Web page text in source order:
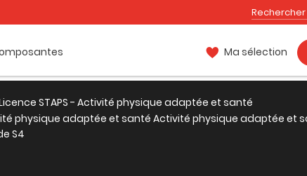
Ma sélection
STAPS - Activité physique adaptée et santé
physique adaptée et santé Activité physique adaptée et
S4